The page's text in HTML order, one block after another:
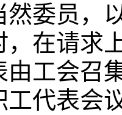
然委员，
，在请求
由工会召
工代表会